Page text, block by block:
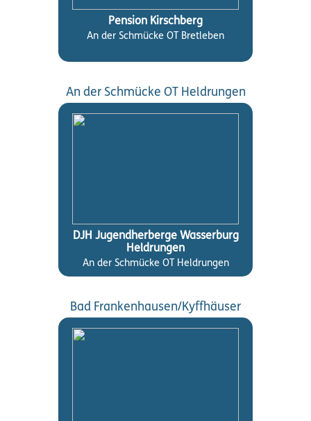
Pension Kirschberg
An der Schmücke OT Bretleben
An der Schmücke OT Heldrungen
DJH Jugendherberge Wasserburg
Heldrungen
An der Schmücke OT Heldrungen
Bad Frankenhausen/Kyffhäuser